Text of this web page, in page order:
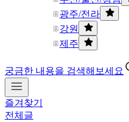
광주/전라
강원
제주
궁금한 내용을 검색해보세요
즐겨찾기
전체글